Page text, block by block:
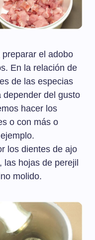
el adobo
En la relación de
de las especias
depender del gusto
hacer los
o con más o
los dientes de ajo
hojas de perejil
molido.